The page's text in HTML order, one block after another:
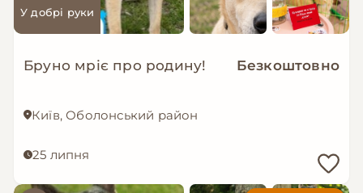
У добрі руки
Бруно мріє про родину! Безкоштовно
Київ, Оболонський район
25 липня